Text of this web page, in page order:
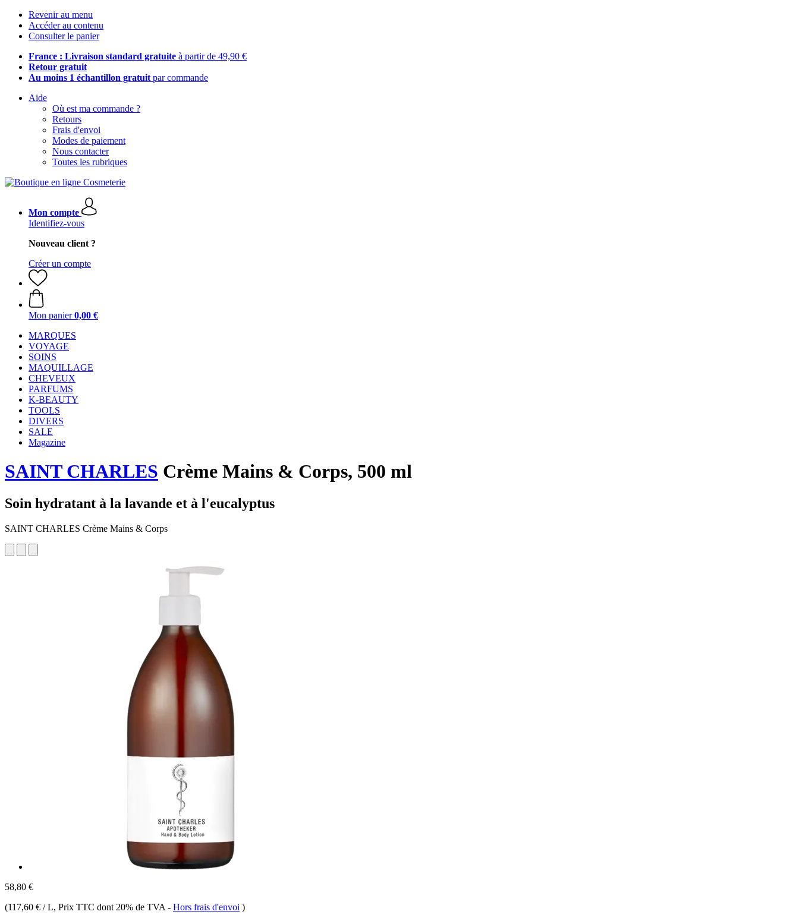
Revenir au menu
Accéder au contenu
Consulter le panier
France : Livraison standard gratuite à partir de 49,90 €
Retour gratuit
Au moins 1 échantillon gratuit par commande
Aide
Où est ma commande ?
Retours
Frais d'envoi
Modes de paiement
Nous contacter
Toutes les rubriques
Mon compte
Identifiez-vous
Nouveau client ?
Créer un compte
Mon panier 0,00 €
MARQUES
VOYAGE
SOINS
MAQUILLAGE
CHEVEUX
PARFUMS
K-BEAUTY
TOOLS
DIVERS
SALE
Magazine
SAINT CHARLES Crème Mains & Corps, 500 ml
Soin hydratant à la lavande et à l'eucalyptus
SAINT CHARLES Crème Mains & Corps
58,80 €
(117,60 € / L, Prix TTC dont 20% de TVA - Hors frais d'envoi )